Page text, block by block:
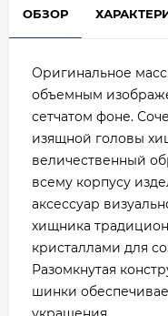
ОБЗОР
Оригинальное
объемным
сетчатом фоне.
изящной головы
величественный
всему корпусу
аксессуар
хищника
кристаллами для
Разомкнутая
шинки